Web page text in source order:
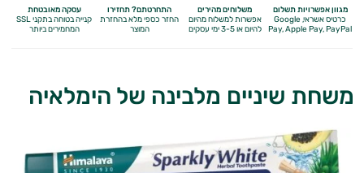
מגוון אפשרויות תשלום
כרטיס אשראי, Google
Pay,Apple Pay, PayPal
משלוחים מהירים
אפשרות למשלוח מהיום
להיום או 3-5 ימי עסקים
התחרטתם? תחזירו
החזר כספי מלאבהחזרת
המוצר
עסקה מאובטחת
קנייה בטוחה בתקני SSL
המחמירים ביותר
משחת שיניים מלבינה של הימלאיה